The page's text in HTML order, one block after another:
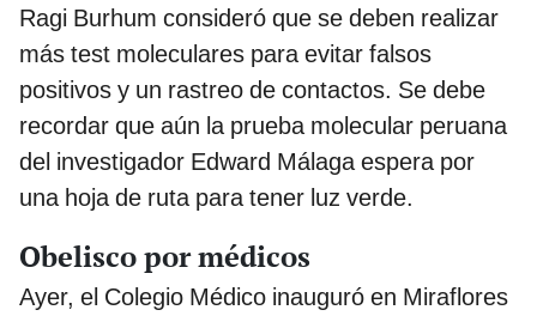
Ragi Burhum consideró que se deben realizar
más test moleculares para evitar falsos
positivos y un rastreo de contactos. Se debe
recordar que aún la prueba molecular peruana
del investigador Edward Málaga espera por
una hoja de ruta para tener luz verde.
Obelisco por médicos
Ayer, el Colegio Médico inauguró en Miraflores